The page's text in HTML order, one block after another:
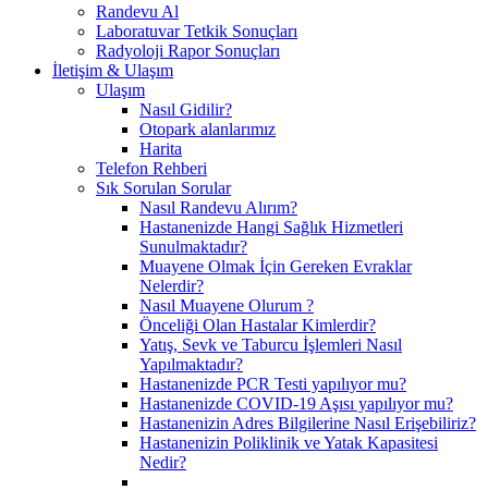
Randevu Al
Laboratuvar Tetkik Sonuçları
Radyoloji Rapor Sonuçları
İletişim & Ulaşım
Ulaşım
Nasıl Gidilir?
Otopark alanlarımız
Harita
Telefon Rehberi
Sık Sorulan Sorular
Nasıl Randevu Alırım?
Hastanenizde Hangi Sağlık Hizmetleri
Sunulmaktadır?
Muayene Olmak İçin Gereken Evraklar
Nelerdir?
Nasıl Muayene Olurum ?
Önceliği Olan Hastalar Kimlerdir?
Yatış, Sevk ve Taburcu İşlemleri Nasıl
Yapılmaktadır?
Hastanenizde PCR Testi yapılıyor mu?
Hastanenizde COVID-19 Aşısı yapılıyor mu?
Hastanenizin Adres Bilgilerine Nasıl Erişebiliriz?
Hastanenizin Poliklinik ve Yatak Kapasitesi
Nedir?